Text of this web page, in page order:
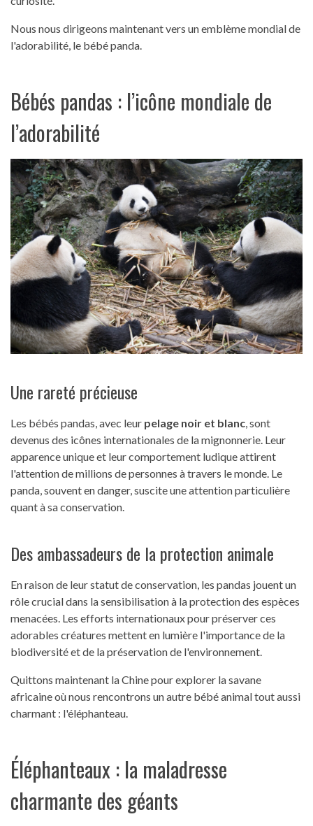
Nous nous dirigeons maintenant vers un emblème mondial de
l'adorabilité, le bébé panda.
Bébés pandas : l’icône mondiale de
l’adorabilité
Une rareté précieuse
Les bébés pandas, avec leur pelage noir et blanc , sont
devenus des icônes internationales de la mignonnerie. Leur
apparence unique et leur comportement ludique attirent
l'attention de millions de personnes à travers le monde. Le
panda, souvent en danger, suscite une attention particulière
quant à sa conservation.
Des ambassadeurs de la protection animale
En raison de leur statut de conservation, les pandas jouent un
rôle crucial dans la sensibilisation à la protection des espèces
menacées. Les efforts internationaux pour préserver ces
adorables créatures mettent en lumière l'importance de la
biodiversité et de la préservation de l'environnement.
Quittons maintenant la Chine pour explorer la savane
africaine où nous rencontrons un autre bébé animal tout aussi
charmant : l'éléphanteau.
Éléphanteaux : la maladresse
charmante des géants